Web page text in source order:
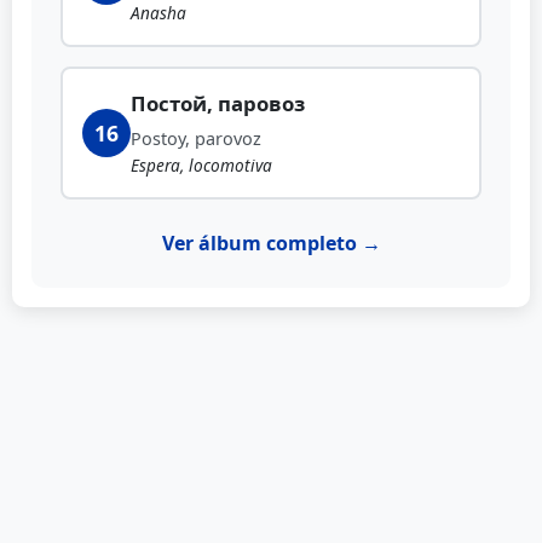
Anasha
16
Постой, паровоз
Postoy, parovoz
Espera, locomotiva
Ver álbum completo →